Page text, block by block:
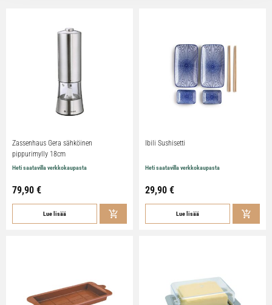
Zassenhaus Gera sähköinen
pippurimylly 18cm
Heti saatavilla verkkokaupasta
79,90 €
Lue lisää
Ibili Sushisetti
Heti saatavilla verkkokaupasta
29,90 €
Lue lisää